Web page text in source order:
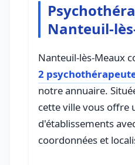
Nanteuil-
Nanteuil-lès-Meaux
2
notre annuaire.
cette ville vous offre
d'établissements
coordonnées et